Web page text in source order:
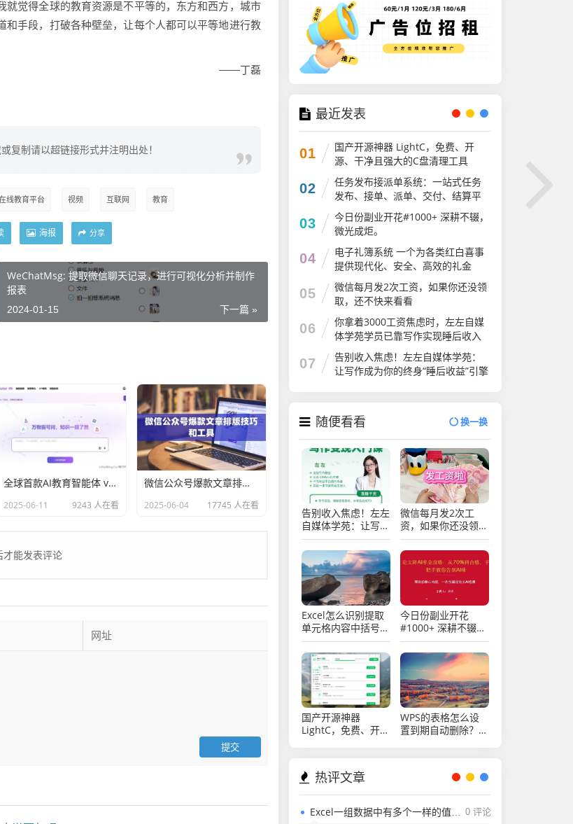
觉得全球的教育资源是不平等的，东方和西方，城市
手段，打破各种壁垒，让每个人都可以平等地进行教
——丁磊
复制请以超链接形式并注明出处！
线教育平台 视频 互联网 教育
海报 分享
WeChatMsg: 提取微信聊天记录，进行可视化分析并制作
报表
下一篇 »
2024-01-15
全球首款AI教育智能体 videotutor.io
2025-06-11 9243 人在看
微信公众号爆款文章排版技巧和工具
2025-06-04 17745 人在看
才能发表评论
最近发表
01
国产开源神器 LightC，免费、开
源、干净且强大的C盘清理工具
02
任务发布接派单系统：一站式任务
发布、接单、派单、交付、结算平
台
03
今日份副业开花#1000+ 深耕不辍，
微光成炬。
04
电子礼簿系统 一个为各类红白喜事
提供现代化、安全、高效的礼金
（份子钱）管理解决方案
05
微信每月发2次工资，如果你还没领
取，还不快来看看
06
你拿着3000工资焦虑时，左左自媒
体学苑学员已靠写作实现睡后收入
07
告别收入焦虑！左左自媒体学苑：
让写作成为你的终身“睡后收益”引擎
随便看看 换一换
告别收入焦虑！左左
自媒体学苑：让写作
成为你的终身“睡后
收益”引擎
微信每月发2次工
资，如果你还没领
取，还不快来看看
Excel怎么识别提取
单元格内容中括号内
的字符？
今日份副业开花
#1000+ 深耕不辍，
微光成炬。
国产开源神器
LightC，免费、开
WPS的表格怎么设
置到期自动删除？
热评文章
0 评论
Excel一组数据中有多个一样的值，用rank函数排名怎么能排出不一样的值？